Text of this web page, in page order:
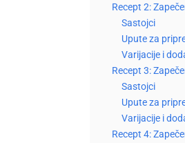
Recept 2:
Sastojci
Upute za
Varijacije i
Recept 3:
Sastojci
Upute za
Varijacije i
Recept 4: